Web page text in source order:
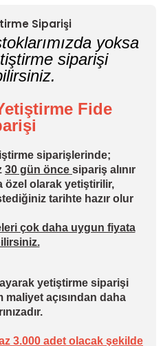
Siparişi
yoksa
siparişi
Fide
siparişlerinde;
30 gün önce sipariş alınır
özel olarak yetiştirilir,
tarihte hazır olur
çok daha uygun fiyata
yetiştirme siparişi
açısından daha
3.000 adet olacak şekilde